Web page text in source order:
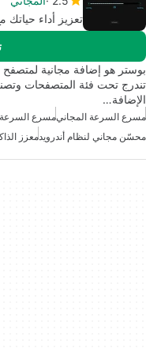
تعزيز أداء حياتك
بوستر هو إضافة مجانية
تندرج تحت فئة المتصفحات
الإضافة…
مسرع السرعة المجانيمسرع السرعة
محسّن مجاني لنظام أندرويدمعزز